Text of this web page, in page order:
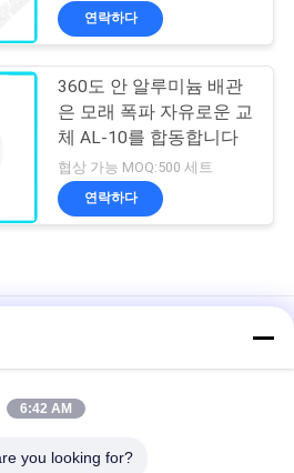
연락하다
360도 안 알루미늄 배관
은 모래 폭파 자유로운 교
체 AL-10를 합동합니다
협상 가능 MOQ:500 세트
연락하다
노다이징 실버 알루미늄 파이프 조인
6:42 AM
you looking for?